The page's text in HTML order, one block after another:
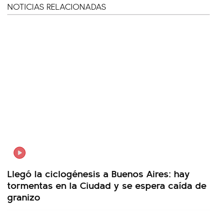
NOTICIAS RELACIONADAS
Llegó la ciclogénesis a Buenos Aires: hay
tormentas en la Ciudad y se espera caída de
granizo